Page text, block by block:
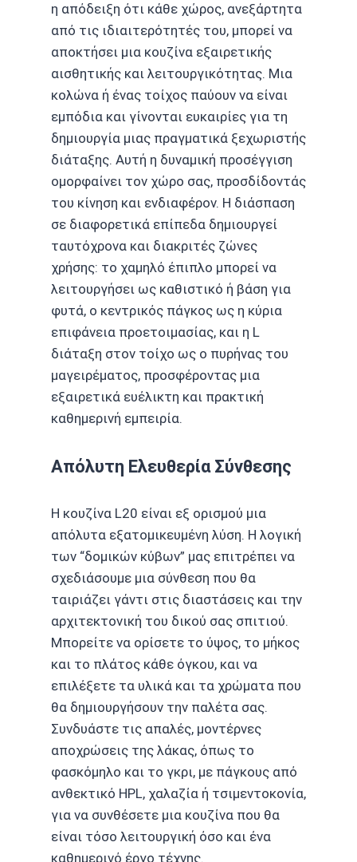
η απόδειξη ότι κάθε χώρος, ανεξάρτητα
από τις ιδιαιτερότητές του, μπορεί να
αποκτήσει μια κουζίνα εξαιρετικής
αισθητικής και λειτουργικότητας. Μια
κολώνα ή ένας τοίχος παύουν να είναι
εμπόδια και γίνονται ευκαιρίες για τη
δημιουργία μιας πραγματικά ξεχωριστής
διάταξης. Αυτή η δυναμική προσέγγιση
ομορφαίνει τον χώρο σας, προσδίδοντάς
του κίνηση και ενδιαφέρον. Η διάσπαση
σε διαφορετικά επίπεδα δημιουργεί
ταυτόχρονα και διακριτές ζώνες
χρήσης: το χαμηλό έπιπλο μπορεί να
λειτουργήσει ως καθιστικό ή βάση για
φυτά, ο κεντρικός πάγκος ως η κύρια
επιφάνεια προετοιμασίας, και η L
διάταξη στον τοίχο ως ο πυρήνας του
μαγειρέματος, προσφέροντας μια
εξαιρετικά ευέλικτη και πρακτική
καθημερινή εμπειρία.
Απόλυτη Ελευθερία Σύνθεσης
Η κουζίνα L20 είναι εξ ορισμού μια
απόλυτα εξατομικευμένη λύση. Η λογική
των “δομικών κύβων” μας επιτρέπει να
σχεδιάσουμε μια σύνθεση που θα
ταιριάζει γάντι στις διαστάσεις και την
αρχιτεκτονική του δικού σας σπιτιού.
Μπορείτε να ορίσετε το ύψος, το μήκος
και το πλάτος κάθε όγκου, και να
επιλέξετε τα υλικά και τα χρώματα που
θα δημιουργήσουν την παλέτα σας.
Συνδυάστε τις απαλές, μοντέρνες
αποχρώσεις της λάκας, όπως το
φασκόμηλο και το γκρι, με πάγκους από
ανθεκτικό HPL, χαλαζία ή τσιμεντοκονία,
για να συνθέσετε μια κουζίνα που θα
είναι τόσο λειτουργική όσο και ένα
καθημερινό έργο τέχνης.